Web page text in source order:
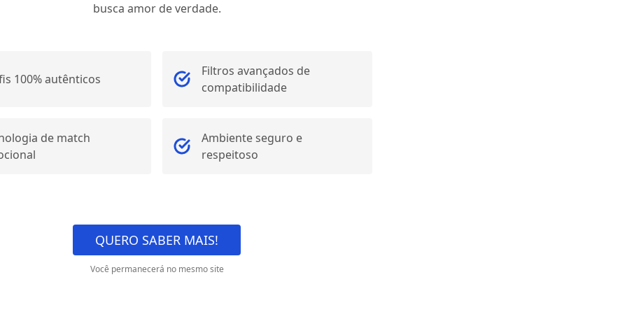
busca amor de verdade.
100% autênticos
Filtros avançados de
compatibilidade
de match
Ambiente seguro e
respeitoso
QUERO SABER MAIS!
Você permanecerá no mesmo site